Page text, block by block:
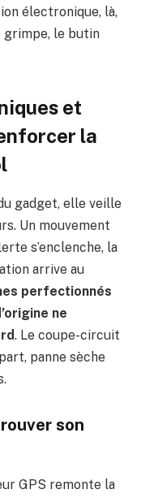
électronique, là,
grimpe, le butin
et
la
gadget, elle veille
Un mouvement
s’enclenche, la
arrive au
perfectionnés
ne
. Le coupe-circuit
panne sèche
son
GPS remonte la